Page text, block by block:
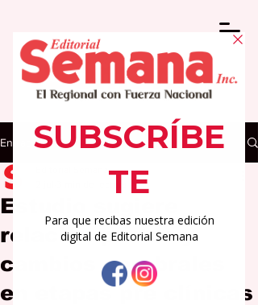
Entrada
Estudio sugiere
relación partos y
cambios cerebrales
en etapas pre clínicas